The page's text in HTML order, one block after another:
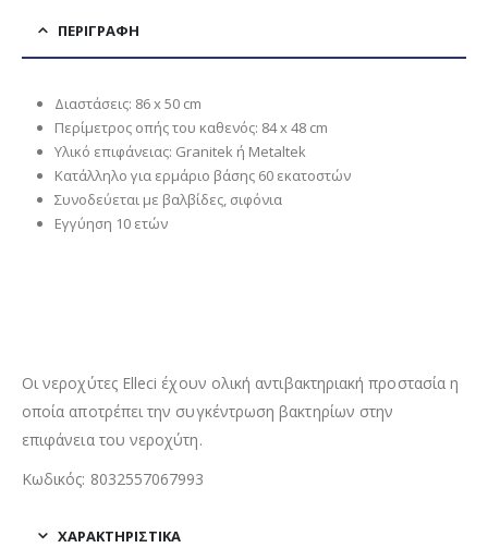
ΠΕΡΙΓΡΑΦΉ
Διαστάσεις: 86 x 50 cm
Περίμετρος οπής του καθενός: 84 x 48 cm
Υλικό επιφάνειας: Granitek ή Metaltek
Κατάλληλο για ερμάριο βάσης 60 εκατοστών
Συνοδεύεται με βαλβίδες, σιφόνια
Εγγύηση 10 ετών
Οι νεροχύτες Elleci έχουν ολική αντιβακτηριακή προστασία η
οποία αποτρέπει την συγκέντρωση βακτηρίων στην
επιφάνεια του νεροχύτη.
Κωδικός: 8032557067993
ΧΑΡΑΚΤΗΡΙΣΤΙΚΑ